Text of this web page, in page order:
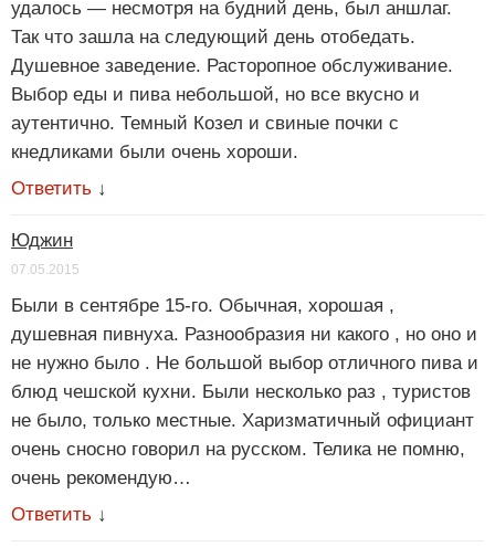
удалось — несмотря на будний день, был аншлаг.
Так что зашла на следующий день отобедать.
Душевное заведение. Расторопное обслуживание.
Выбор еды и пива небольшой, но все вкусно и
аутентично. Темный Козел и свиные почки с
кнедликами были очень хороши.
Ответить ↓
Юджин
07.05.2015
Были в сентябре 15-го. Обычная, хорошая ,
душевная пивнуха. Разнообразия ни какого , но оно и
не нужно было . Не большой выбор отличного пива и
блюд чешской кухни. Были несколько раз , туристов
не было, только местные. Харизматичный официант
очень сносно говорил на русском. Телика не помню,
очень рекомендую…
Ответить ↓